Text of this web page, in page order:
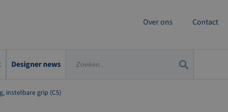
Over ons Contact
Designer news
instelbare grip (C5)